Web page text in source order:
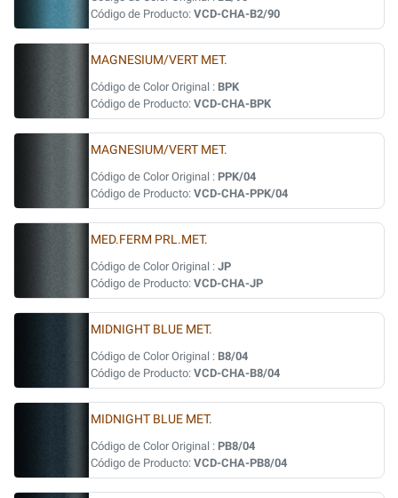
Código de Producto: VCD-CHA-B2/90
MAGNESIUM/VERT MET.
Código de Color Original : BPK
Código de Producto: VCD-CHA-BPK
MAGNESIUM/VERT MET.
Código de Color Original : PPK/04
Código de Producto: VCD-CHA-PPK/04
MED.FERM PRL.MET.
Código de Color Original : JP
Código de Producto: VCD-CHA-JP
MIDNIGHT BLUE MET.
Código de Color Original : B8/04
Código de Producto: VCD-CHA-B8/04
MIDNIGHT BLUE MET.
Código de Color Original : PB8/04
Código de Producto: VCD-CHA-PB8/04